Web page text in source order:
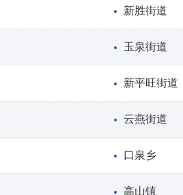
新胜街道
玉泉街道
新平旺街道
云燕街道
口泉乡
高山镇